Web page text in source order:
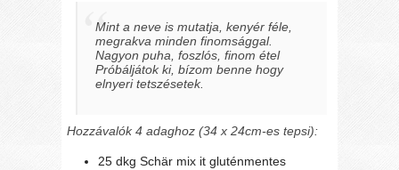
Mint a neve is mutatja, kenyér féle,
megrakva minden finomsággal.
Nagyon puha, foszlós, finom étel
Próbáljátok ki, bízom benne hogy
elnyeri tetszésetek.
Hozzávalók 4 adaghoz (34 x 24cm-es tepsi):
25 dkg Schär mix it gluténmentes